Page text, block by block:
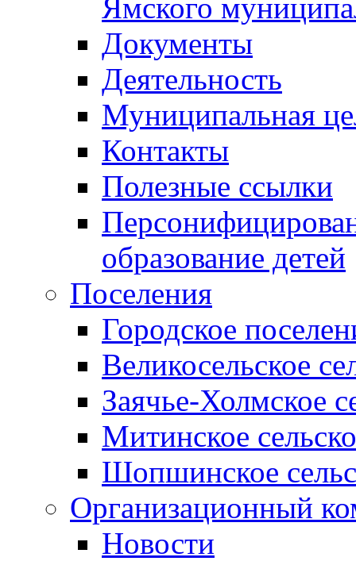
Ямского
Документы
Деятельность
Муниципальная
Контакты
Полезные ссылки
образование детей
Поселения
Городское
Великосельское
Заячье-Холмское
Митинское
Шопшинское
Организационный
Новости